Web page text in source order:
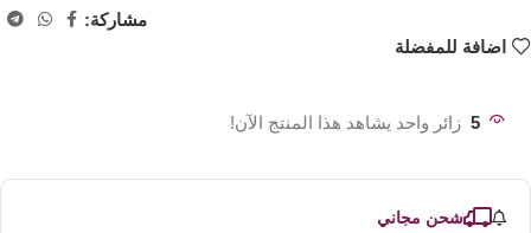
مشاركة:
اضافة للمفضلة
5 زائر واحد يشاهد هذا المنتج الآن!
شحن مجاني